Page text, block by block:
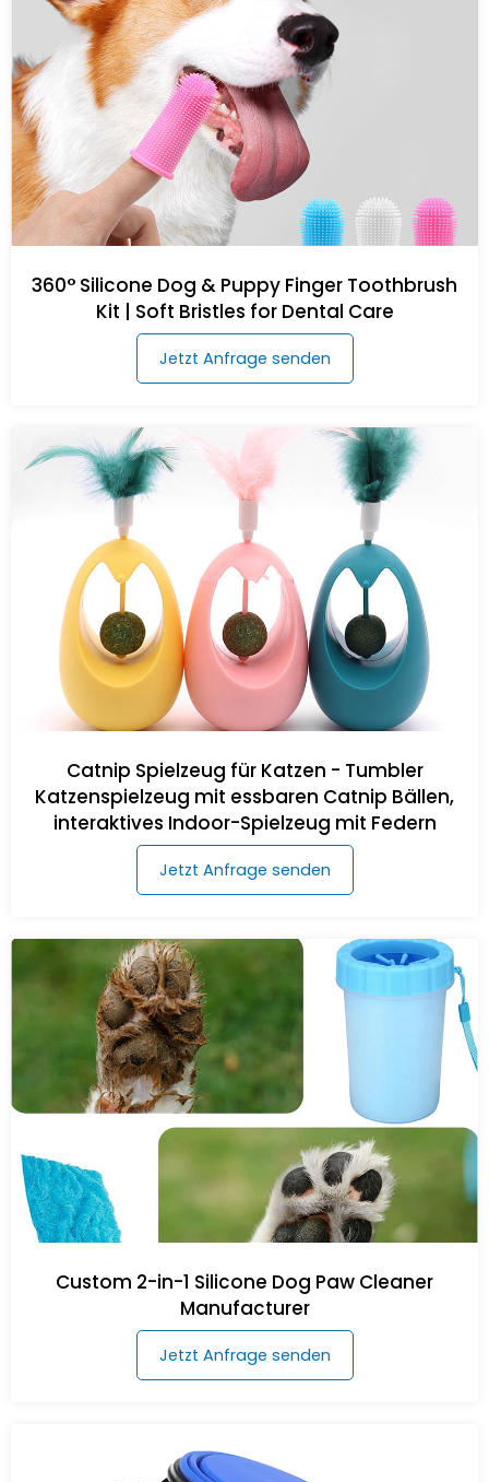
360° Silicone Dog & Puppy Finger Toothbrush
Kit | Soft Bristles for Dental Care
Jetzt Anfrage senden
Catnip Spielzeug für Katzen - Tumbler
Katzenspielzeug mit essbaren Catnip Bällen,
interaktives Indoor-Spielzeug mit Federn
Jetzt Anfrage senden
Custom 2-in-1 Silicone Dog Paw Cleaner
Manufacturer
Jetzt Anfrage senden